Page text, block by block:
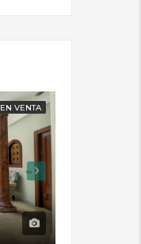
EN VENTA